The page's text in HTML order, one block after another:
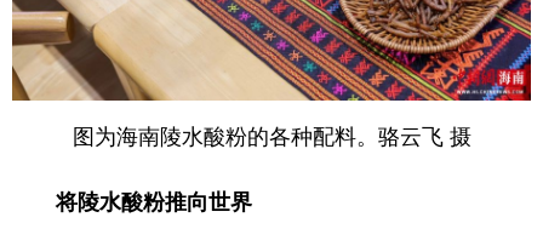
图为海南陵水酸粉的各种配料。骆云飞 摄
将陵水酸粉推向世界